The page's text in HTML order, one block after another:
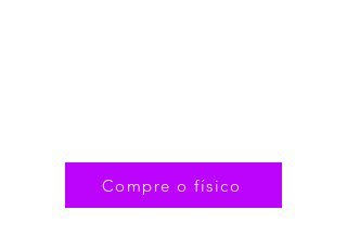
Compre o físico